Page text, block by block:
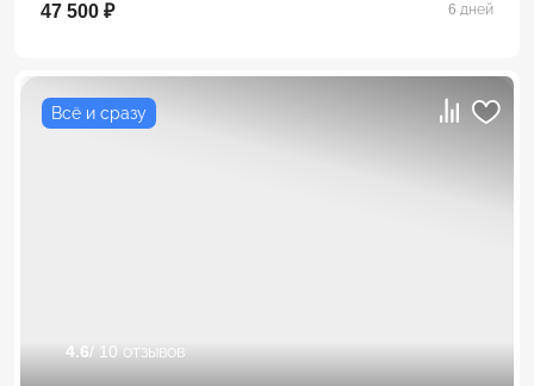
47 500 ₽ 6 дней
Всё и сразу
4.6/ 10 отзывов